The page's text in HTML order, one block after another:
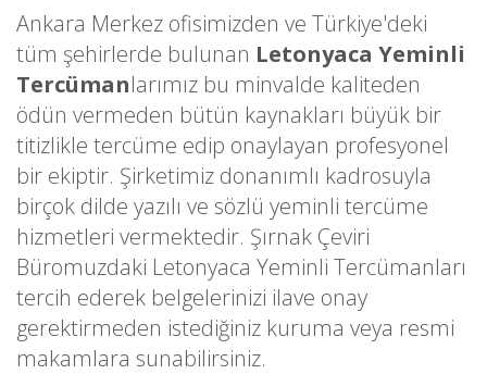
Ankara Merkez ofisimizden ve Türkiye'deki
tüm şehirlerde bulunan Letonyaca Yeminli
Tercümanlarımız bu minvalde kaliteden
ödün vermeden bütün kaynakları büyük bir
titizlikle tercüme edip onaylayan profesyonel
bir ekiptir. Şirketimiz donanımlı kadrosuyla
birçok dilde yazılı ve sözlü yeminli tercüme
hizmetleri vermektedir. Şırnak Çeviri
Büromuzdaki Letonyaca Yeminli Tercümanları
tercih ederek belgelerinizi ilave onay
gerektirmeden istediğiniz kuruma veya resmi
makamlara sunabilirsiniz.